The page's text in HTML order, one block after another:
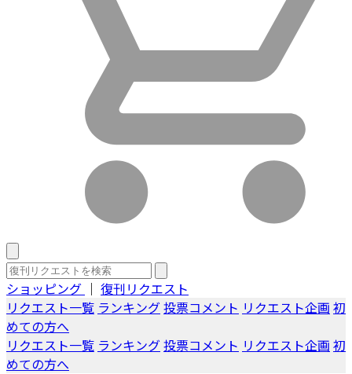
ショッピング ｜ 復刊リクエスト
リクエスト一覧 ランキング投票コメント リクエスト企画 初
めての方へ
リクエスト一覧 ランキング投票コメント リクエスト企画 初
めての方へ